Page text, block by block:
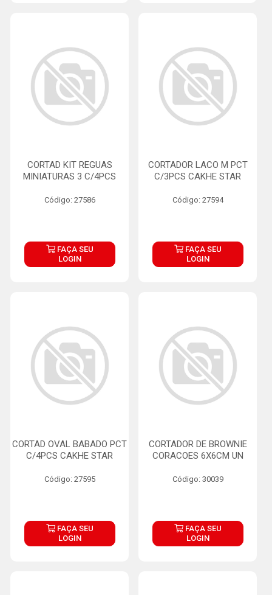
CORTAD KIT REGUAS
MINIATURAS 3 C/4PCS
Código: 27586
FAÇA SEU
LOGIN
CORTADOR LACO M PCT
C/3PCS CAKHE STAR
Código: 27594
FAÇA SEU
LOGIN
CORTAD OVAL BABADO PCT
C/4PCS CAKHE STAR
Código: 27595
FAÇA SEU
LOGIN
CORTADOR DE BROWNIE
CORACOES 6X6CM UN
Código: 30039
FAÇA SEU
LOGIN